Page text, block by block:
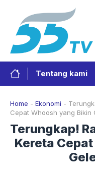
Tentang kami
Home - Ekonomi -
Cepat Whoosh yang Bikin
Terungkap!
Kereta